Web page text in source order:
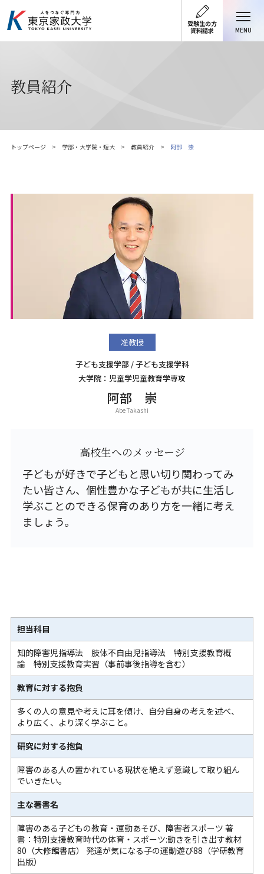
受験生の方
資料請求
MENU
教員紹介
トップページ 学部・大学院・短大 教員紹介 阿部 崇
准教授
子ども支援学部 / 子ども支援学科
大学院：児童学児童教育学専攻
阿部 崇
Abe Takashi
高校生へのメッセージ
子どもが好きで子どもと思い切り関わってみ
たい皆さん、個性豊かな子どもが共に生活し
学ぶことのできる保育のあり方を一緒に考え
ましょう。
担当科目
知的障害児指導法 肢体不自由児指導法 特別支援教育概
論 特別支援教育実習（事前事後指導を含む）
教育に対する抱負
多くの人の意見や考えに耳を傾け、自分自身の考えを述べ、
より広く、より深く学ぶこと。
研究に対する抱負
障害のある人の置かれている現状を絶えず意識して取り組ん
でいきたい。
主な著書名
障害のある子どもの教育・運動あそび、障害者スポーツ 著
書：特別支援教育時代の体育・スポーツ:動きを引き出す教材
80（大修館書店） 発達が気になる子の運動遊び88（学研教育
出版）